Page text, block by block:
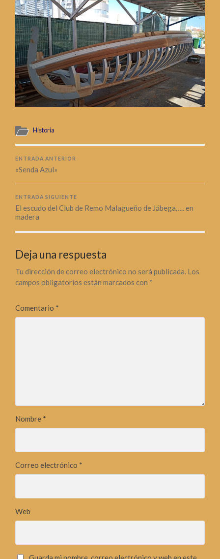
Historia
ENTRADA ANTERIOR
«Senda Azul»
ENTRADA SIGUIENTE
El escudo del Club de Remo Malagueño de Jábega….. en
madera
Deja una respuesta
Tu dirección de correo electrónico no será publicada. Los
campos obligatorios están marcados con *
Comentario *
Nombre *
Correo electrónico *
Web